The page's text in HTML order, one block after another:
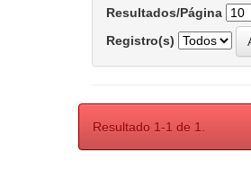
Resultados/Página
Registro(s)
Resultado 1-1 de 1.